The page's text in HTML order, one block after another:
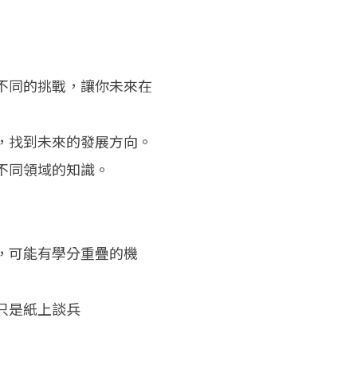
同的挑戰，讓你未來在
到未來的發展方向。
領域的知識。
可能有學分重疊的機
是紙上談兵